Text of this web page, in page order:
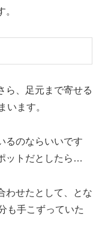
ら、足元まで寄せる
います。
るのならいいです
ットだとしたら…
わせたとして、とな
も手こずっていた